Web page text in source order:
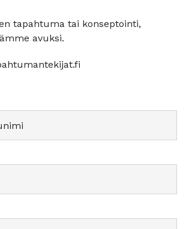
tapahtuma tai konseptointi,
avuksi.